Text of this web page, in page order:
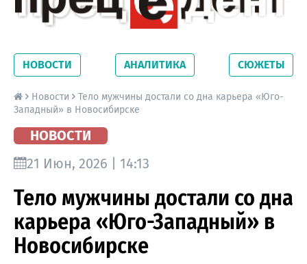
Новосибирской области. Читайте свежие
новости на сайте сетевого издания
Precedent.
НОВОСТИ АНАЛИТИКА СЮЖЕТЫ
Новости
Тело мужчины достали со дна карьера «Юго-
Западный» в Новосибирске
НОВОСТИ
21 Июн, 2026 | 14:13
Тело мужчины достали со дна
карьера «Юго-Западный» в
Новосибирске